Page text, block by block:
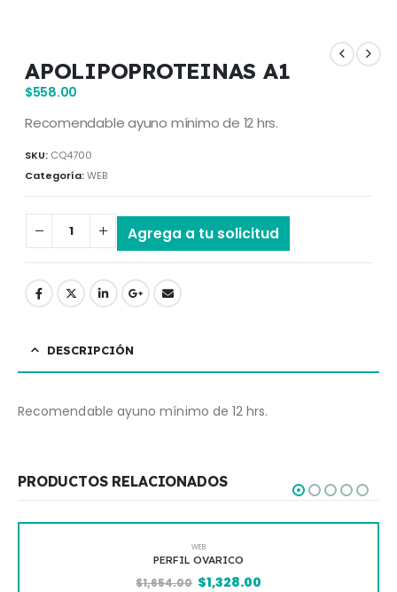
APOLIPOPROTEINAS A1
$558.00
Recomendable ayuno mínimo de 12 hrs.
SKU: CQ4700
Categoría:WEB
Agrega a tu solicitud
DESCRIPCIÓN
Recomendable ayuno mínimo de 12 hrs.
PRODUCTOS RELACIONADOS
WEB
PERFIL OVARICO
$1,654.00 $1,328.00